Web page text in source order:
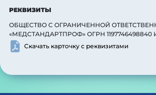
РЕКВИЗИТЫ
ОБЩЕСТВО С ОГРАНИЧЕННОЙ
«МЕДСТАНДАРТПРОФ» ОГРН 1197746498840
Скачать карточку с реквизитами